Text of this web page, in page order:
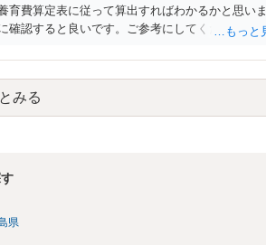
費算定表に従って算出すればわかるかと思いま
確認すると良いです。ご参考にしてください。
みる
県